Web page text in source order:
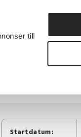
till
Startdatum: